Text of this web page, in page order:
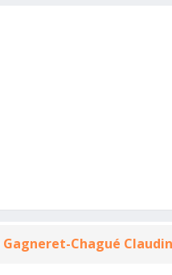
Gagneret-Chagué